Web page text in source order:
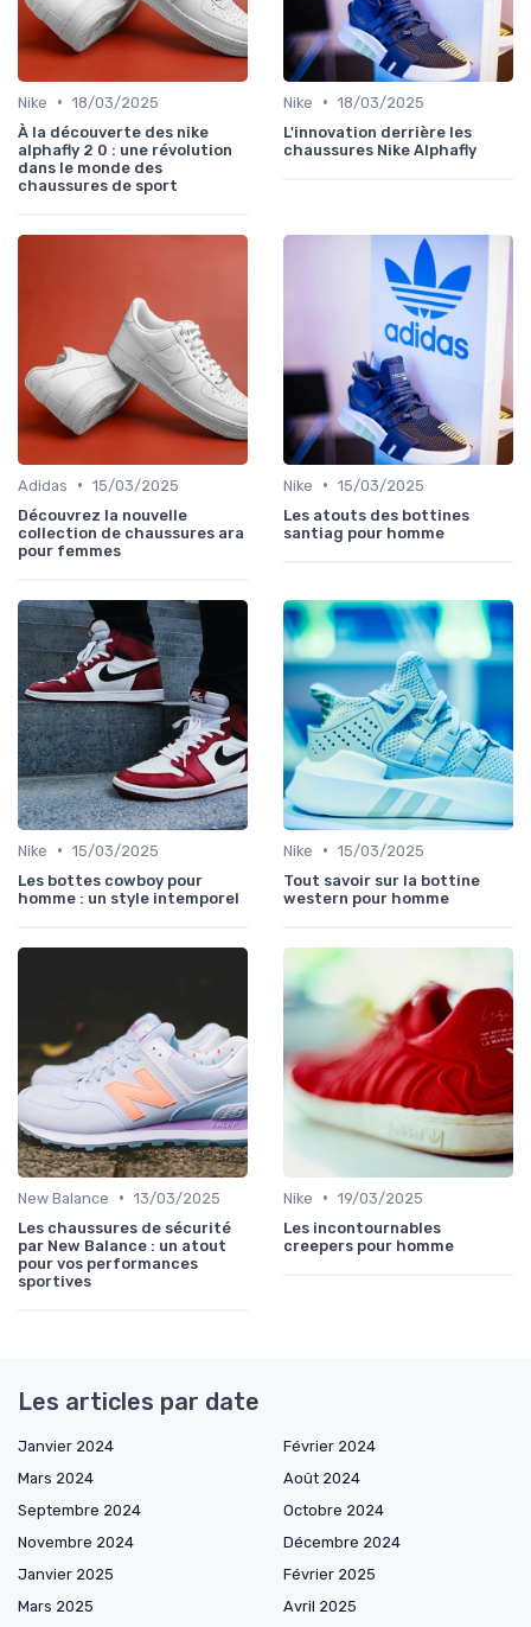
Nike • 18/03/2025
À la découverte des nike
alphafly 2 0 : une révolution
dans le monde des
chaussures de sport
Nike • 18/03/2025
L'innovation derrière les
chaussures Nike Alphafly
Adidas • 15/03/2025
Découvrez la nouvelle
collection de chaussures ara
pour femmes
Nike • 15/03/2025
Les atouts des bottines
santiag pour homme
Nike • 15/03/2025
Les bottes cowboy pour
homme : un style intemporel
Nike • 15/03/2025
Tout savoir sur la bottine
western pour homme
New Balance • 13/03/2025
Les chaussures de sécurité
par New Balance : un atout
pour vos performances
sportives
Nike • 19/03/2025
Les incontournables
creepers pour homme
Les articles par date
Janvier 2024
Février 2024
Mars 2024
Août 2024
Septembre 2024
Octobre 2024
Novembre 2024
Décembre 2024
Janvier 2025
Février 2025
Mars 2025
Avril 2025